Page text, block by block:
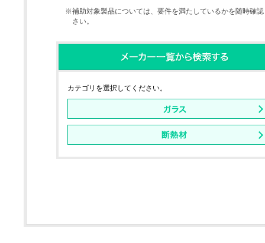
※補助対象製品については、要件を満たしているかを随時確
さい。
カテゴリを選択してください。